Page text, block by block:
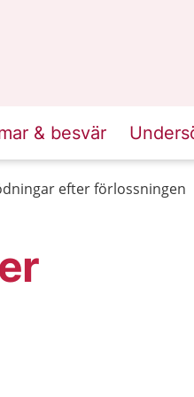
& besvär
efter förlossningen